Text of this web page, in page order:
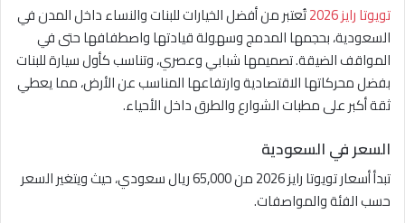
تويوتا رايز 2026
تُعتبر من أفضل الخيارات للبنات والنساء داخل المدن في
السعودية، بحجمها المدمج وسهولة قيادتها واصطفافها حتى في
المواقف الضيقة. تصميمها شبابي وعصري، وتناسب كأول سيارة للبنات
بفضل محركاتها الاقتصادية وارتفاعها المناسب عن الأرض، مما يعطي
ثقة أكبر على مطبات الشوارع والطرق داخل الأحياء.
السعر في السعودية
تبدأ أسعار تويوتا رايز 2026 من 65,000 ريال سعودي، حيث ويتغير السعر
حسب الفئة والمواصفات.